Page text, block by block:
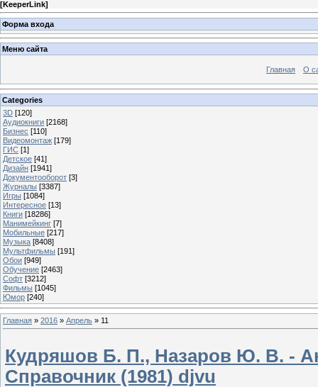
[KeeperLink]
Форма входа
Меню сайта
Главная О
Categories
3D [120]
Аудиокниги [2168]
Бизнес [110]
Видеомонтаж [179]
ГИС [1]
Детское [41]
Дизайн [1941]
Документооборот [3]
Журналы [3387]
Игры [1084]
Интересное [13]
Книги [18286]
Манимейкинг [7]
Мобильные [217]
Музыка [8408]
Мультфильмы [191]
Обои [949]
Обучение [2463]
Софт [3212]
Фильмы [1045]
Юмор [240]
Главная » 2016 » Апрель » 11
Кудряшов Б. П., Назаров Ю. В. -
Справочник (1981) djvu